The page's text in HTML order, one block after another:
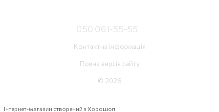
050 061-55-55
Контактна інформація
Повна версія сайту
© 2026
Інтернет-магазин створений з Хорошоп